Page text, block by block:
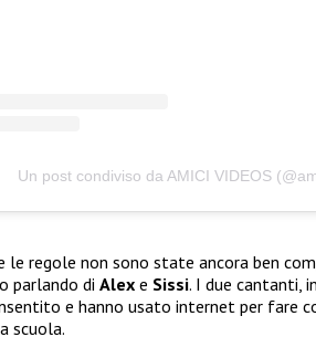
Un post condiviso da AMICI VIDEOS
le regole non sono state ancora ben
parlando di Alex e Sissi. I due cantanti,
e hanno usato internet per fare
scuola.